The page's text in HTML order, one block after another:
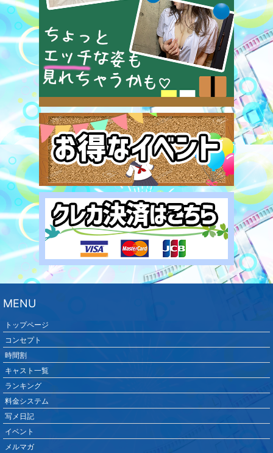
MENU
トップページ
コンセプト
時間割
キャスト一覧
ランキング
料金システム
写メ日記
イベント
メルマガ